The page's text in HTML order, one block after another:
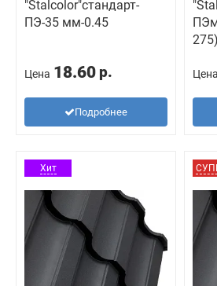
"Stalcolor"стандарт-
ПЭ-35 мм-0.45
Цена 18.60 р.
Подробнее
275)
Цена
Хит